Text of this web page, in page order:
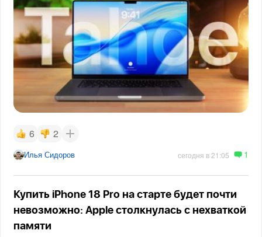
6 2
Илья Сидоров сегодня в 21:05 1
Купить iPhone 18 Pro на старте будет почти
невозможно: Apple столкнулась с нехваткой
памяти